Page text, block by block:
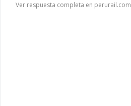
Ver respuesta completa en perurail.com